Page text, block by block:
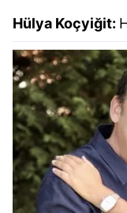
Hülya Koçyiğit: